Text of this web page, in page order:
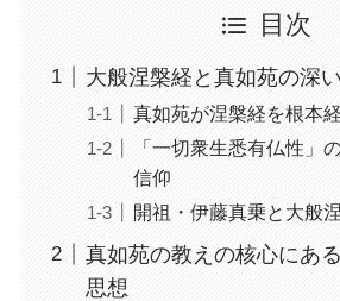
目次
大般涅槃経と真如苑の深
真如苑が涅槃経を根本
「一切衆生悉有仏性」
信仰
開祖・伊藤真乗と大般
真如苑の教えの核心にあ
思想